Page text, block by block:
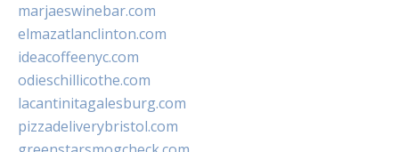
marjaeswinebar.com
elmazatlanclinton.com
ideacoffeenyc.com
odieschillicothe.com
lacantinitagalesburg.com
pizzadeliverybristol.com